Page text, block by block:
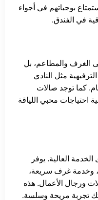
بوجباتهم في أجواء
في الفندق.
الغرف والمطاعم، بل
مثل النادي
كما توجد صالات
احتياجات محبي اللياقة
العالية. يوفر
وخدمة غرف سريعة،
ورجال الأعمال. هذه
تجربة مريحة وسلسة.